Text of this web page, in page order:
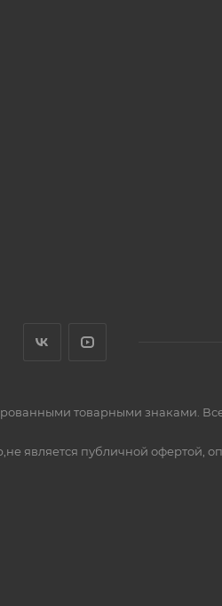
товарными знаками.
является публичной офертой,